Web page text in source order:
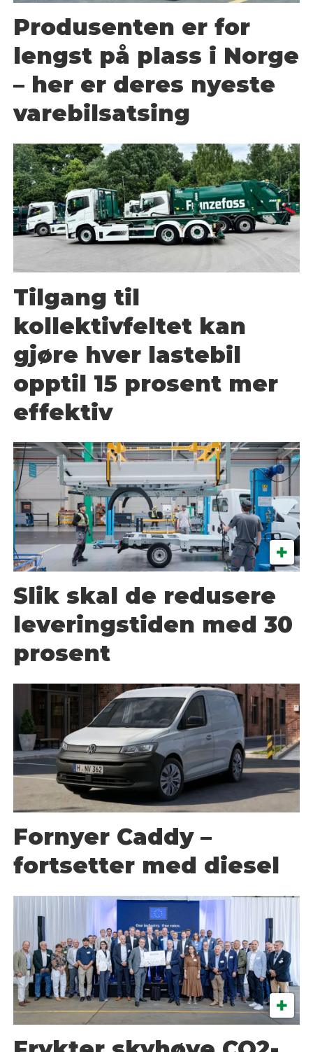
Produsenten er for
lengst på plass i Norge
– her er deres nyeste
varebilsatsing
Tilgang til
kollektivfeltet kan
gjøre hver lastebil
opptil 15 prosent mer
effektiv
Slik skal de redusere
leveringstiden med 30
prosent
Fornyer Caddy –
fortsetter med diesel